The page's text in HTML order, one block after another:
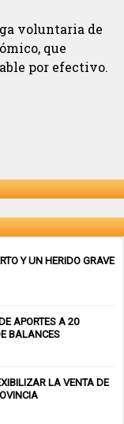
voluntaria de
que
por efectivo.
Y UN HERIDO GRAVE
APORTES A 20
BALANCES
LA VENTA DE